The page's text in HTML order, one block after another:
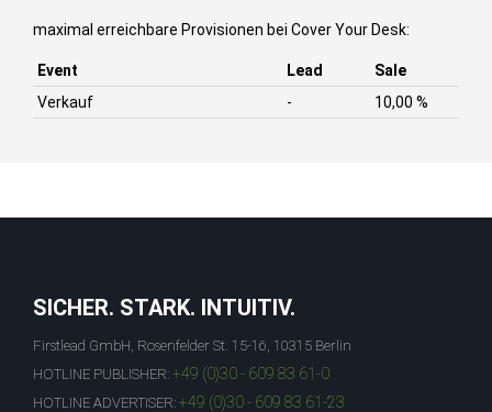
maximal erreichbare Provisionen bei Cover Your Desk:
Event Lead
Sale
Verkauf
- 10,00 %
SICHER. STARK. INTUITIV.
Firstlead GmbH, Rosenfelder St. 15-16, 10315 Berlin
HOTLINE PUBLISHER: +49 (0)30 - 609 83 61-0
HOTLINE ADVERTISER: +49 (0)30 - 609 83 61-23